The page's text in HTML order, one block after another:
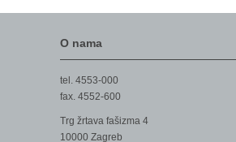
O nama
tel. 4553-000
fax. 4552-600
Trg žrtava fašizma 4
10000 Zagreb